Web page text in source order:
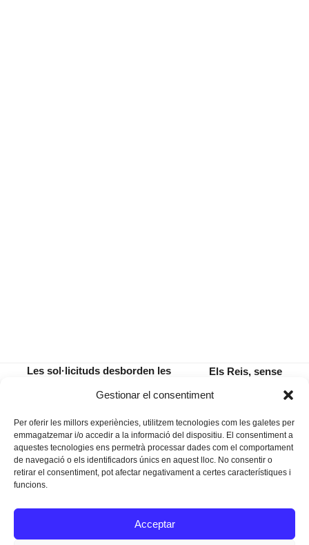
Gestionar el consentiment
Per oferir les millors experiències, utilitzem tecnologies com les galetes per
emmagatzemar i/o accedir a la informació del dispositiu. El consentiment a
aquestes tecnologies ens permetrà processar dades com el comportament
de navegació o els identificadors únics en aquest lloc. No consentir o
retirar el consentiment, pot afectar negativament a certes característiques i
funcions.
Acceptar
Les sol·licituds desborden les
la rehabilitació de façanes
next
Els Reis, sense
sense caramels
Instagram
Facebook
Twitter
Texts Legals